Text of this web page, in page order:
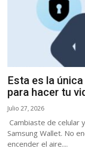
Esta es la
para hacer tu
Julio 27, 2026
Cambiaste de celular
Samsung Wallet. No
encender el aire....